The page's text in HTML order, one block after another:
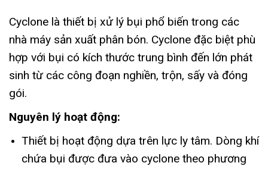
Cyclone là thiết bị xử lý bụi phổ biến trong các
nhà máy sản xuất phân bón. Cyclone đặc biệt phù
hợp với bụi có kích thước trung bình đến lớn phát
sinh từ các công đoạn nghiền, trộn, sấy và đóng
gói.
Nguyên lý hoạt động:
Thiết bị hoạt động dựa trên lực ly tâm. Dòng khí
chứa bụi được đưa vào cyclone theo phương